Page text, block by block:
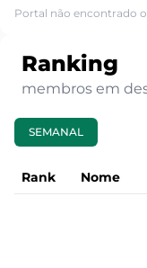
Portal não encontrado
Ranking
membros em
SEMANAL
Rank Nome